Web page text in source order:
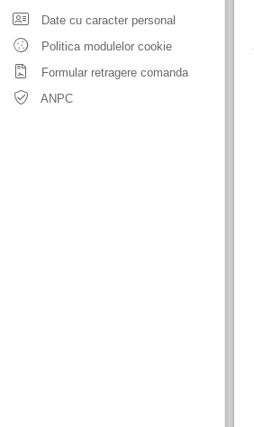
Date cu caracter personal
Politica modulelor cookie
Formular retragere comanda
ANPC